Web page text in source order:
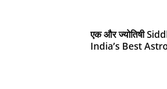
एक और ज्‍योतिषी
India’s Best